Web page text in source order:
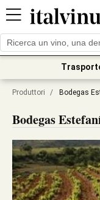
Produttori / Bodegas
Bodegas